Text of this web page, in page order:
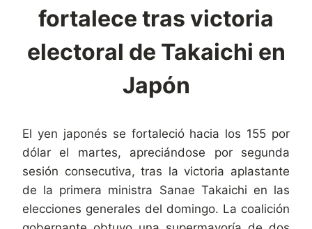
fortalece tras victoria
electoral de Takaichi en
Japón
El yen japonés se fortaleció hacia los 155 por
dólar el martes, apreciándose por segunda
sesión consecutiva, tras la victoria aplastante
de la primera ministra Sanae Takaichi en las
elecciones generales del domingo. La coalición